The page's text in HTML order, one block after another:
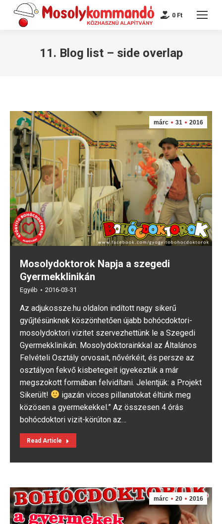
0 Ft
11. Blog list – side overlap
márc 31 2016
Mosolydoktorok Napja a szegedi
Gyermekklinikán
Egyéb 2016-03-31
Az adjukossze.hu oldalon indított nagy sikerű
gyűjtésünknek köszönhetően újabb bohócdoktori-
mosolydoktori vizitet szervezhettünk le a Szegedi
Gyermekklinikán. Mosolydoktorainkkal az Általános
Felvételi Osztály orvosait, nővérkéit, és persze az
osztályon fekvő kisbetegeit igyekeztük a már
megszokott formában felvidítani. Jelentjük: a Projekt
Sikerült!
igazán vicces pillanatokat éltünk meg
közösen a gyermekekkel.” Az összesen 4 órás
bohócdoktori vizit-körúton az…
Read Article
márc 20 2016